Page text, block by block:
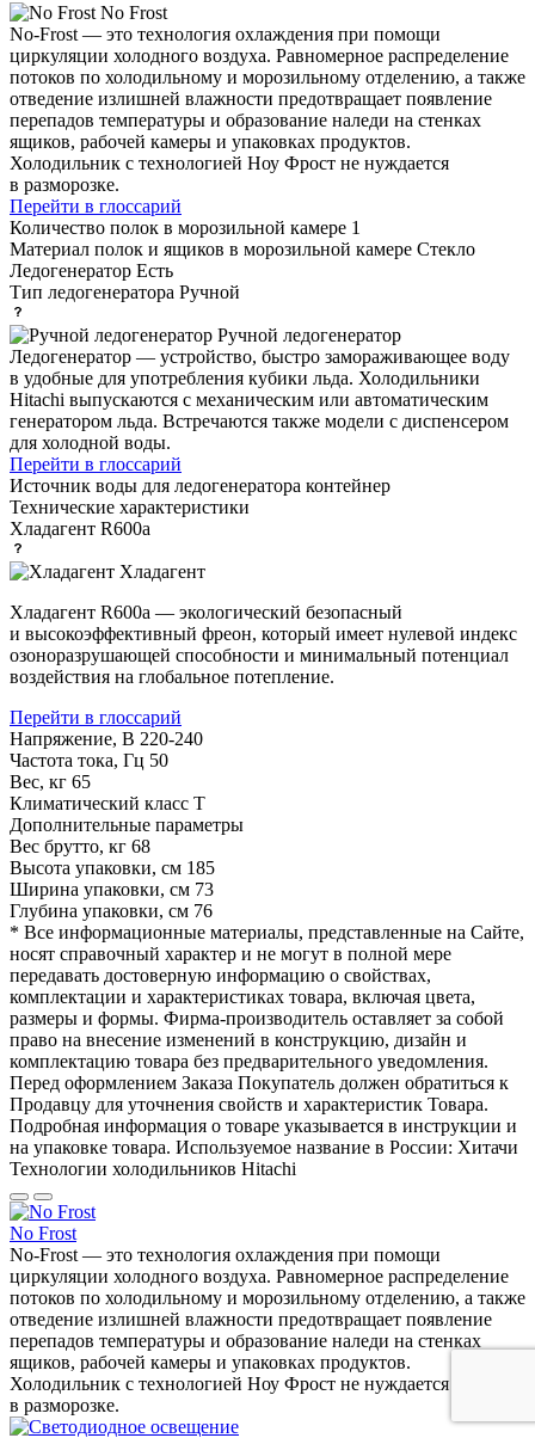
No Frost
No-Frost — это технология охлаждения при помощи
циркуляции холодного воздуха. Равномерное распределение
потоков по холодильному и морозильному отделению, а также
отведение излишней влажности предотвращает появление
перепадов температуры и образование наледи на стенках
ящиков, рабочей камеры и упаковках продуктов.
Холодильник с технологией Ноу Фрост не нуждается
в разморозке.
Перейти в глоссарий
Количество полок в морозильной камере 1
Материал полок и ящиков в морозильной камере Стекло
Ледогенератор Есть
Тип ледогенератора Ручной
Ручной ледогенератор
Ледогенератор — устройство, быстро замораживающее воду
в удобные для употребления кубики льда. Холодильники
Hitachi выпускаются с механическим или автоматическим
генератором льда. Встречаются также модели с диспенсером
для холодной воды.
Перейти в глоссарий
Источник воды для ледогенератора контейнер
Технические характеристики
Хладагент R600a
Хладагент
Хладагент R600a — экологический безопасный
и высокоэффективный фреон, который имеет нулевой индекс
озоноразрушающей способности и минимальный потенциал
воздействия на глобальное потепление.
Перейти в глоссарий
Напряжение, В 220-240
Частота тока, Гц 50
Вес, кг 65
Климатический класс T
Дополнительные параметры
Вес брутто, кг 68
Высота упаковки, см 185
Ширина упаковки, см 73
Глубина упаковки, см 76
* Все информационные материалы, представленные на Сайте,
носят справочный характер и не могут в полной мере
передавать достоверную информацию о свойствах,
комплектации и характеристиках товара, включая цвета,
размеры и формы. Фирма-производитель оставляет за собой
право на внесение изменений в конструкцию, дизайн и
комплектацию товара без предварительного уведомления.
Перед оформлением Заказа Покупатель должен обратиться к
Продавцу для уточнения свойств и характеристик Товара.
Подробная информация о товаре указывается в инструкции и
на упаковке товара. Используемое название в России: Хитачи
Технологии холодильников Hitachi
No Frost
No-Frost — это технология охлаждения при помощи
циркуляции холодного воздуха. Равномерное распределение
потоков по холодильному и морозильному отделению, а также
отведение излишней влажности предотвращает появление
перепадов температуры и образование наледи на стенках
ящиков, рабочей камеры и упаковках продуктов.
Холодильник с технологией Ноу Фрост не нуждается
в разморозке.